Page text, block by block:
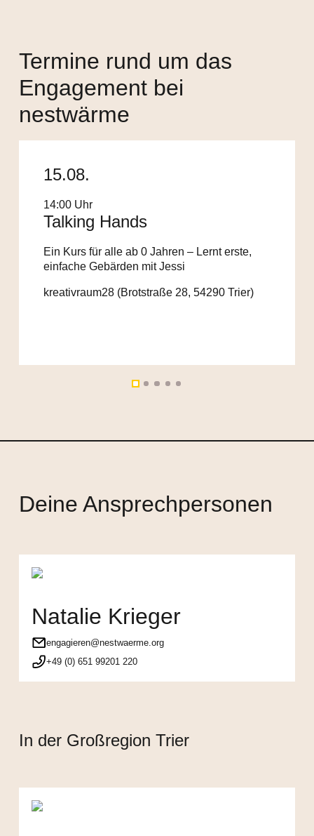
Termine rund um das
Engagement bei
nestwärme
15.08.
14:00 Uhr
Talking Hands
Ein Kurs für alle ab 0 Jahren – Lernt erste,
einfache Gebärden mit Jessi
kreativraum28 (Brotstraße 28, 54290 Trier)
Deine Ansprechpersonen
Natalie Krieger
engagieren@nestwaerme.org
+49 (0) 651 99201 220
In der Großregion Trier